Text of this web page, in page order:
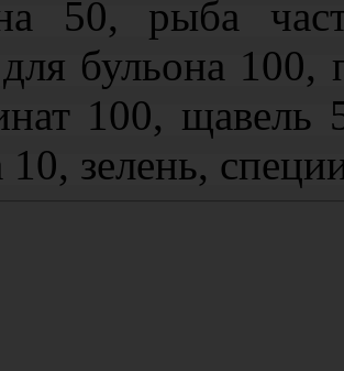
50, рыба
бульона 100,
100, щавель
10, зелень,